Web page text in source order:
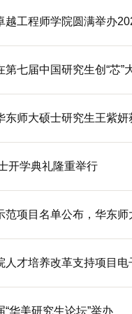
越工程师学院圆满举办
第七届中国研究生创“芯”
东师大硕士研究生王紫妍
开学典礼隆重举行
范项目名单公布，华东师
人才培养改革支持项目电
华美研究生论坛”举办